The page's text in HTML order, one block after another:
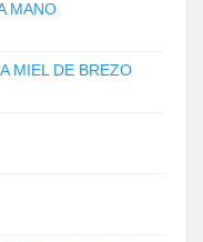
MANO
MIEL DE BREZO